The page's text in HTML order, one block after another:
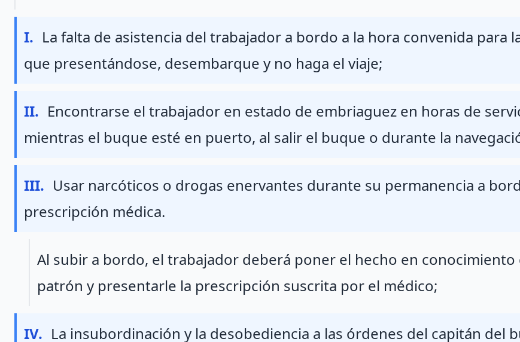
Fraccion I
I. La falta de asistencia del trabajador a bordo a la hora convenida para
que presentándose, desembarque y no haga el viaje;
Fraccion II
II. Encontrarse el trabajador en estado de embriaguez en horas de
mientras el buque esté en puerto, al salir el buque o durante la
Fraccion III
III. Usar narcóticos o drogas enervantes durante su permanencia a
prescripción médica.
Párrafo 5
Al subir a bordo, el trabajador deberá poner el hecho en conocimiento
patrón y presentarle la prescripción suscrita por el médico;
Fraccion IV
IV. La insubordinación y la desobediencia a las órdenes del capitán del